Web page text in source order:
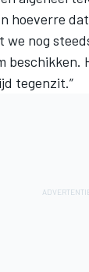
hoeverre
we nog
beschikken.
tegenzit.”